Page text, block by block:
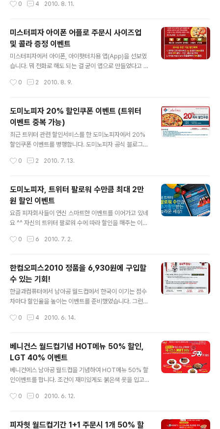
지이며 쿠폰다운로드는 공식홈피로 들어가셔야 합니다! 에
중 폐장시간은 날짜마다 다릅니다. (야간개장으로 오후 10
시 or 11시이며 정확한 시간은 아래 링크를 참고하세요 ^
^) 에버랜드 공식 홈페이지의 이용시간 페이지 바로가기 이
벤트에 대한 자세한 내용은 꼭 공식홈페이지를 참고하시기
일쿠폰을 이용하셔..
0 4 2010. 8. 11.
미스터피자 아이폰 어플로 주문시 사이즈업
및 콜라 증정 이벤트
미스터피자에서 아이폰, 아이팟터치용 앱(App)을 선보였
습니다. 뭐 전화로 해도 되는 걸 굳이 앱으로 만들었다고 하
터넷으로 주문하는 스타일이라.. 뭐 괜찮은 시도라고 생각
했을 때의 할인 혜택 및 이벤트가 진행중이라 소개해드립
니다~! 이벤트 기간은 2010년 8월 31일까지로 나오네요
~! 첫 주문시 피자사이즈 Up 및 콜라 500ml 증정, (굳..)
상시 15% 할인을 해주고 있어 집에서 주문하실 때 편리할
것 같네요.. ^^ 미스터피자 앱 다운받으러 가기 (아이튠즈
짝 이벤트도 가능할듯.. (응?) 최근에 도미노피자 앱도 나왔
0 2 2010. 8. 9.
도미노피자 20% 할인쿠폰 이벤트 (트위터
이벤트 중복 가능)
최근 트위터 관련 할인서비스를 한 도미노피자에서 20%
할인쿠폰 이벤트를 병행합니다. 도미노피자 공식 블로그의
식 블로그를 방문해보시면 쿠폰 사용요령 까지 친절하게
대 2만원 할인 이벤트 도미노피자의 트위터 관련 이벤트는
위 포스트를 참고해주시기 바랍니다. (위 이벤트는 자신의
팔로워 수만큼 피자 가격을 할인해주는 이벤트 입니다!) 트
위터 팔로워 이벤트의 경우 추가할인! 이라는 내용이 명시
에 되어 있어서 도미노피자 트위터에 20% 할인쿠폰과 트
인이 가능하다는 답변을 받았구요! (어메.. 대박..) 아마 쿠
0 2 2010. 7. 13.
도미노피자, 트위터 팔로워 수만큼 최대 2만
원 할인 이벤트
요즘 피자회사들이 연신 스마트한 이벤트를 이어가고 있네
요 ^^ 자신의 트위터 팔로워 수에 따라 할인을 해주는 이벤
20,000 원 할인이며, 100 명단위로 1,000 원씩 할인받
요한 것은 제휴카드 할인 과 함께 이루어지는 추가할인!! +
_+ 이벤트 기간 : 2010년 7월 2일(금) ~ 8월 5일(토) 혜
택 : 기존할인(세트, 상시할인, 포장할인, 제휴카드 등) + 트
위터 팔로워 수에 따른 피자가격 추가할인 참여기회 : 이벤
트 기간 내 1회 주문방법 : 홈페이지(www.dominos.co.
원 할인 101명 ~ 200명 ..
0 6 2010. 7. 2.
한컴오피스2010 정품을 6,930원에 구입할
수 있는 기회!
한글과컴퓨터에서 남아공 월드컵에서 한국이 이기는 점수
차마다 할인율을 높이는 이벤트를 준비했었습니다. 그런데
되었죠! (대~한민국!) 한컴오피스 2010 Home Edition
인 6,930원으로 구입가능하게 되었습니다. 원래 이벤트
날짜는 12일이었으나 서버폭주로 인해 2010년 6월 16일
(수) 오전 10시 ~ 오후 10시로 변경하였습니다. 선착순이
아닌 것으로 봐서 접속만 이루어진다면 정상적 구매가 가
능할 것으로 보입니다 +_+ 자세한 내용은 아래 공식홈페
로가기 한글과컴퓨터 공식 홈페이지의 이벤트 관련 공지사
0 4 2010. 6. 14.
베니건스 월드컵기념 HOT메뉴 50% 할인,
LGT 40% 이벤트
베니건에스 남아공 월드컵을 기념하여 HOT메뉴 50% 할
인이벤트를 합니다. 조건이 재미있게도 붉은색 옷을 입고
30일 입니다. 전메뉴 할인이 아니므로 메뉴를 확인하셔서
링크를 확인하세요! 베니건스 공식 홈페이지의 월드컵기념
0 0 2010. 6. 12.
피자헛 월드컵기간 1+1 주문시 1개 50% 할